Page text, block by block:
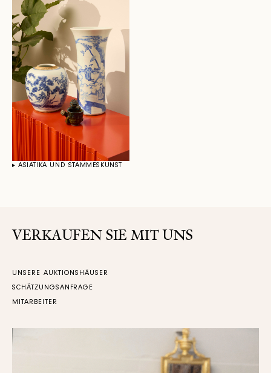
ASIATIKA UND STAMMESKUNST
VERKAUFEN SIE MIT UNS
UNSERE AUKTIONSHÄUSER
SCHÄTZUNGSANFRAGE
MITARBEITER